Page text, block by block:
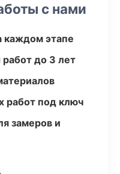
с нами
каждом этапе
работ до 3 лет
работ под ключ
замеров и